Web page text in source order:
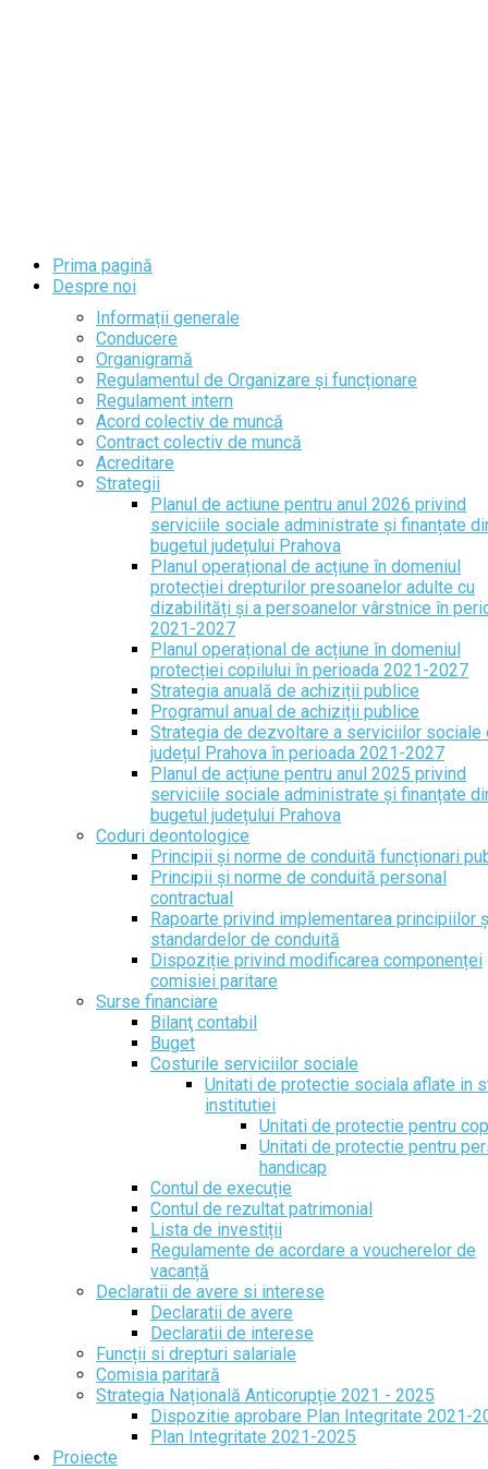
Prima pagină
Despre noi
Informații generale
Conducere
Organigramă
Regulamentul de Organizare și funcționare
Regulament intern
Acord colectiv de muncă
Contract colectiv de muncă
Acreditare
Strategii
Planul de actiune pentru anul 2026 privind
serviciile sociale administrate și finanțate
bugetul județului Prahova
Planul operațional de acțiune în domeniul
protecției drepturilor presoanelor adulte cu
dizabilități și a persoanelor vârstnice în
2021-2027
Planul operațional de acțiune în domeniul
protecției copilului în perioada 2021-2027
Strategia anuală de achiziții publice
Programul anual de achiziții publice
Strategia de dezvoltare a serviciilor sociale
județul Prahova în perioada 2021-2027
Planul de acțiune pentru anul 2025 privind
serviciile sociale administrate și finanțate
bugetul județului Prahova
Coduri deontologice
Principii și norme de conduită funcționari
Principii și norme de conduită personal
contractual
Rapoarte privind implementarea principiilor
standardelor de conduită
Dispoziție privind modificarea componenței
comisiei paritare
Surse financiare
Bilanţ contabil
Buget
Costurile serviciilor sociale
Unitati de protectie sociala aflate in
institutiei
Unitati de protectie pentru
Unitati de protectie pentru
handicap
Contul de execuție
Contul de rezultat patrimonial
Lista de investiții
Regulamente de acordare a voucherelor de
vacanță
Declaratii de avere si interese
Declaratii de avere
Declaratii de interese
Funcții si drepturi salariale
Comisia paritară
Strategia Națională Anticorupție 2021 - 2025
Dispozitie aprobare Plan Integritate 2021-
Plan Integritate 2021-2025
Proiecte